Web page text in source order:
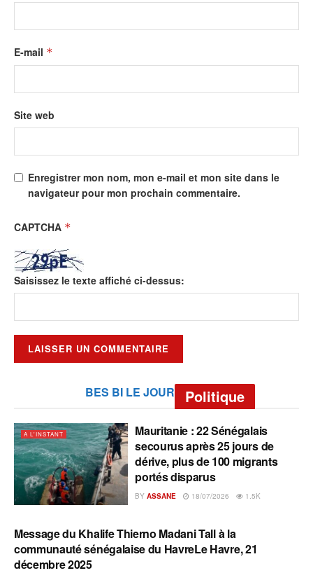
E-mail *
Site web
Enregistrer mon nom, mon e-mail et mon site dans le
navigateur pour mon prochain commentaire.
CAPTCHA *
Saisissez le texte affiché ci-dessus:
BES BI LE JOUR Politique
A L'INSTANT
Mauritanie : 22 Sénégalais
secourus après 25 jours de
dérive, plus de 100 migrants
portés disparus
BY ASSANE 18/07/2026 1.5K
A L'INSTANT
Message du Khalife Thierno Madani Tall à la
communauté sénégalaise du HavreLe Havre, 21
décembre 2025